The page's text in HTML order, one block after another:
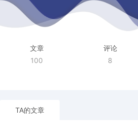
文章
100
评论
8
TA的文章